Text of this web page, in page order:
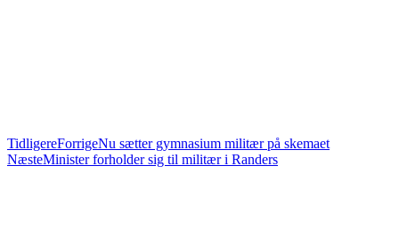
TidligereForrigeNu sætter gymnasium militær på skemaet
NæsteMinister forholder sig til militær i Randers